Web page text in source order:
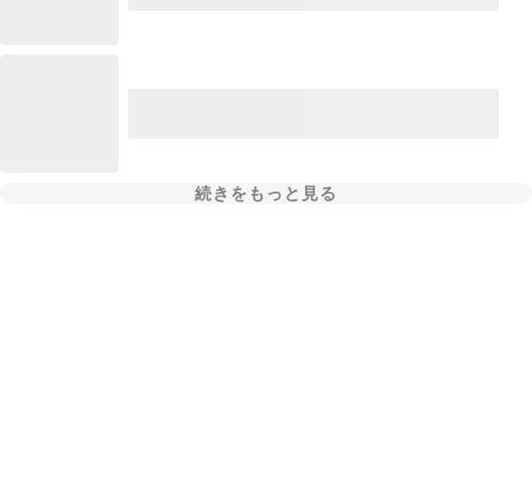
続きをもっと見る